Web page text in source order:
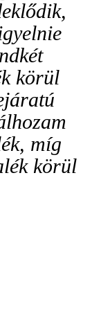
körül
míg
körül